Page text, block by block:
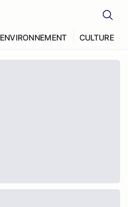
ENVIRONNEMENT CULTURE